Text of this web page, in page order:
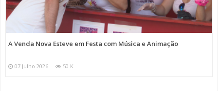
A Venda Nova Esteve em Festa com Música e Animação
07 Julho 2026 50 K